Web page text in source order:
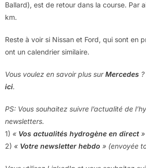
Ballard), est de retour dans la course. Par
km.
Reste à voir si Nissan et Ford, qui sont en
ont un calendrier similaire.
Vous voulez en savoir plus surMercedes
ici.
PS: Vous souhaitez suivre l’actualité de
newsletters.
1) « Vos actualités hydrogène en direct
2) « Votre newsletter hebdo » (envoyée